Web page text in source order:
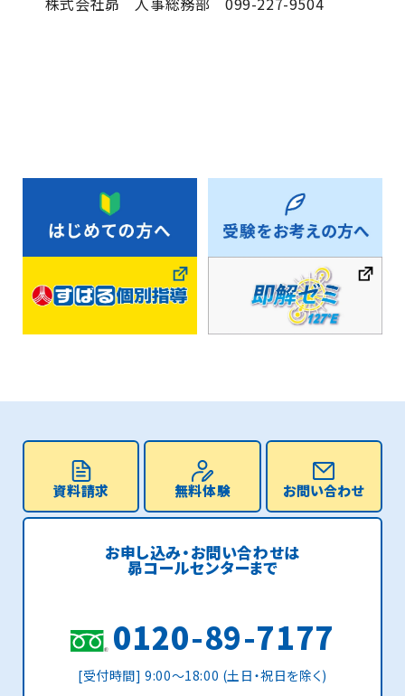
資料請求 無料体験 お問い合わせ
お申し込み・お問い合わせは
昴コールセンターまで
0120-89-7177
[受付時間] 9:00〜18:00 (土日・祝日を除く)